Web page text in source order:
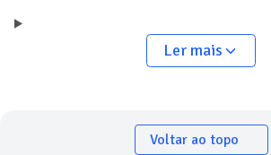
Ler mais
Voltar ao topo